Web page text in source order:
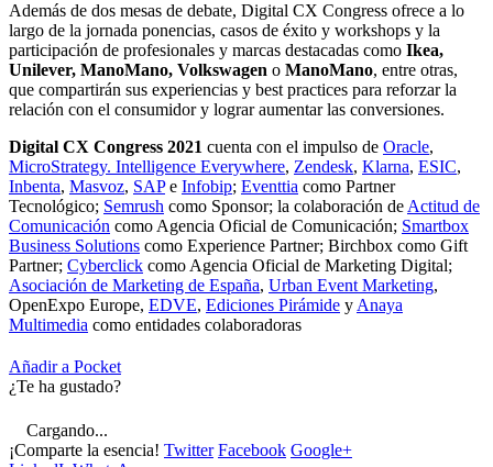
Además de dos mesas de debate, Digital CX Congress ofrece a lo
largo de la jornada ponencias, casos de éxito y workshops y la
participación de profesionales y marcas destacadas como Ikea,
Unilever, ManoMano, Volkswagen o ManoMano, entre otras,
que compartirán sus experiencias y best practices para reforzar la
relación con el consumidor y lograr aumentar las conversiones.
Digital CX Congress 2021 cuenta con el impulso de Oracle,
MicroStrategy. Intelligence Everywhere, Zendesk, Klarna, ESIC,
Inbenta, Masvoz, SAPe Infobip; Eventtia como Partner
Tecnológico; Semrush como Sponsor; la colaboración de Actitud de
Comunicación como Agencia Oficial de Comunicación; Smartbox
Business Solutions como Experience Partner; Birchbox como Gift
Partner; Cyberclick como Agencia Oficial de Marketing Digital;
Asociación de Marketing de España, Urban Event Marketing,
OpenExpo Europe, EDVE, Ediciones Pirámide y Anaya
Multimedia como entidades colaboradoras
Añadir a Pocket
¿Te ha gustado?
Cargando...
¡Comparte la esencia! Twitter Facebook Google+